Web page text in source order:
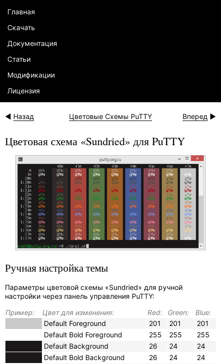
Главная
Скачать
Документация
Статьи
Модификации
Лицензия
Назад Цветовые Схемы PuTTY Вперед
Цветовая схема «Sundried» для PuTTY
Ручная настройка темы
Параметры цветовой схемы «Sundried» для ручной
настройки через панель управления PuTTY:
Пример:
Цвет для изменения: Red: Green:
Blue:
Default Foreground
201 201
201
Default Bold Foreground
255 255
255
Default Background
26 24
24
Default Bold Background
26 24
24